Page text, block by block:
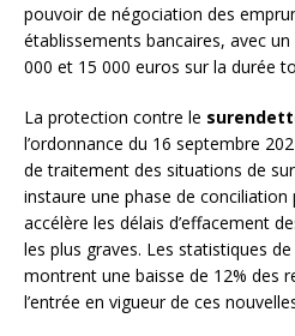
pouvoir de négociation des
établissements bancaires, avec
000 et 15 000 euros sur la durée
La protection contre le
l’ordonnance du 16 septembre
de traitement des situations de
instaure une phase de
accélère les délais d’effacement
les plus graves. Les statistiques
montrent une baisse de 12% des
l’entrée en vigueur de ces